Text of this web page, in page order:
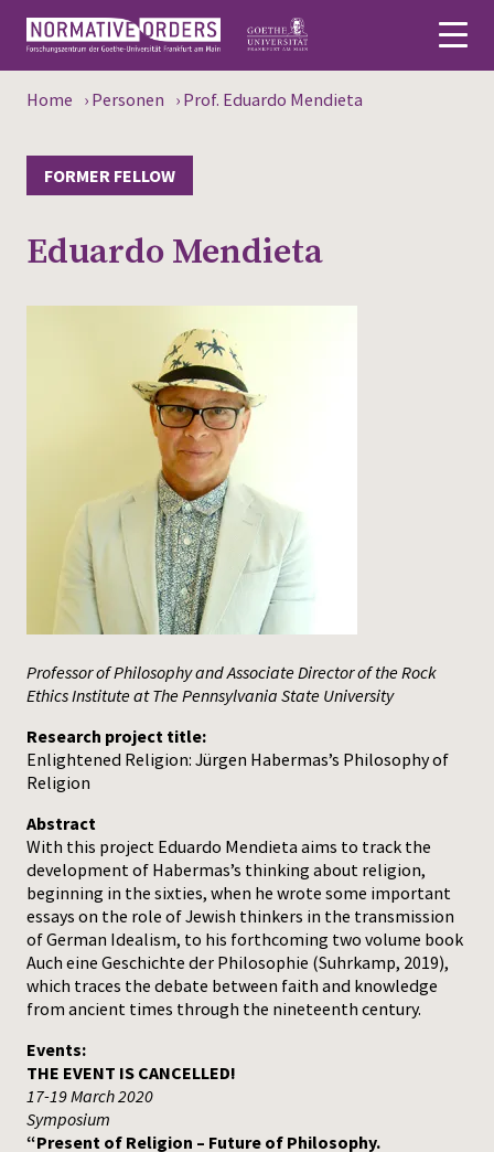
About
Home › Personen › Prof. Eduardo Mendieta
FORMER FELLOW
Eduardo Mendieta
Professor of Philosophy and Associate Director of the Rock
Ethics Institute at The Pennsylvania State University
Research project title:
Enlightened Religion: Jürgen Habermas’s Philosophy of
Religion
Abstract
With this project Eduardo Mendieta aims to track the
development of Habermas’s thinking about religion,
beginning in the sixties, when he wrote some important
essays on the role of Jewish thinkers in the transmission
of German Idealism, to his forthcoming two volume book
Auch eine Geschichte der Philosophie (Suhrkamp, 2019),
which traces the debate between faith and knowledge
from ancient times through the nineteenth century.
Events:
THE EVENT IS CANCELLED!
17-19 March 2020
Symposium
“Present of Religion – Future of Philosophy.